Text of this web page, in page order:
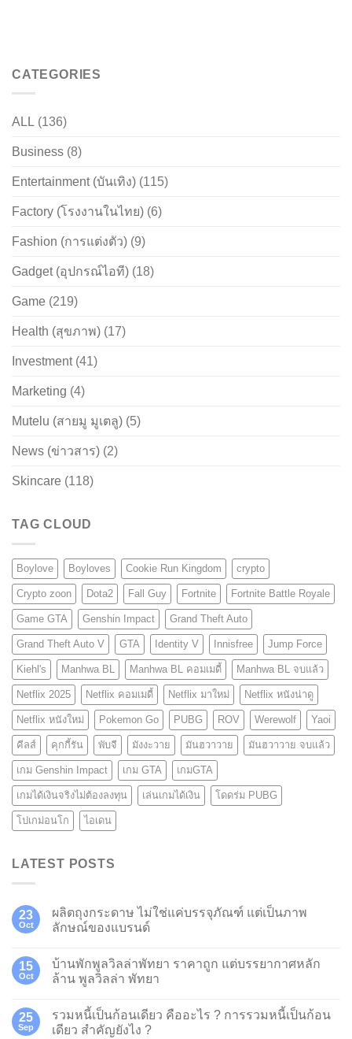
CATEGORIES
ALL (136)
Business (8)
Entertainment (บันเทิง) (115)
Factory (โรงงานในไทย) (6)
Fashion (การแต่งตัว) (9)
Gadget (อุปกรณ์ไอที) (18)
Game (219)
Health (สุขภาพ) (17)
Investment(41)
Marketing (4)
Mutelu (สายมู มูเตลู) (5)
News (ข่าวสาร) (2)
Skincare (118)
TAG CLOUD
Boylove Boyloves Cookie Run Kingdom crypto
Crypto zoon Dota2 Fall Guy Fortnite Fortnite Battle Royale
Game GTA Genshin Impact Grand Theft Auto
Grand Theft Auto V GTA Identity V Innisfree Jump Force
Kiehl's Manhwa BL Manhwa BL คอมเมดี้ Manhwa BL จบแล้ว
Netflix 2025 Netflix คอมเมดี้ Netflix มาใหม่ Netflix หนังน่าดู
Netflix หนังใหม่ Pokemon Go PUBG ROV Werewolf Yaoi
คีลส์ คุกกี้รัน พับจี มังงะวาย มันฮวาวาย มันฮวาวาย จบแล้ว
เกม Genshin Impact เกม GTA เกมGTA
เกมได้เงินจริงไม่ต้องลงทุน เล่นเกมได้เงิน โดดร่ม PUBG
โปเกม่อนโก ไอเดน
LATEST POSTS
23
Oct
ผลิตถุงกระดาษ ไม่ใช่แค่บรรจุภัณฑ์ แต่เป็นภาพ
ลักษณ์ของแบรนด์
15
Oct
บ้านพักพูลวิลล่าพัทยา ราคาถูก แต่บรรยากาศหลัก
ล้าน พูลวิลล่า พัทยา
25
Sep
รวมหนี้เป็นก้อนเดียว คืออะไร ? การรวมหนี้เป็นก้อน
เดียว สำคัญยังไง ?